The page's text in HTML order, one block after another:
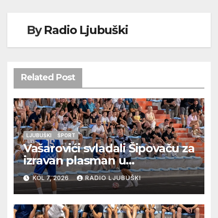
ByRadio Ljubuški
Related Post
LJUBUŠKI ŠPORT
Vašarovići svladali Šipovaču za
izravan plasman u
četvrtfinale, Grab izborio
prolazak dalje, Klobuk ispao,
večeras počinje četvrtfinale
juniora
KOL 7, 2026 RADIO LJUBUŠKI